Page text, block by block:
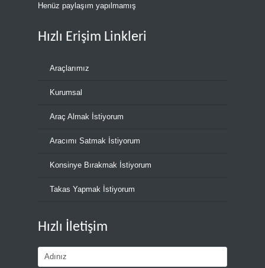
Henüz paylaşım yapılmamış
Hızlı Erişim Linkleri
Araçlarımız
Kurumsal
Araç Almak İstiyorum
Aracımı Satmak İstiyorum
Konsinye Bırakmak İstiyorum
Takas Yapmak İstiyorum
Hızlı İletişim